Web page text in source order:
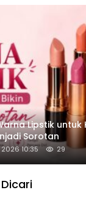
Lipstik untuk
Sorotan
10:35 29